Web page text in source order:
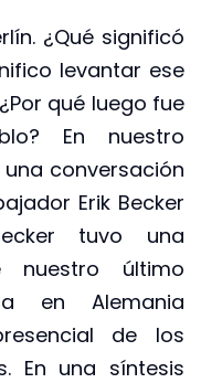
¿Qué significó
levantar ese
qué luego fue
En nuestro
conversación
Erik Becker
tuvo una
nuestro último
en Alemania
de los
En una síntesis